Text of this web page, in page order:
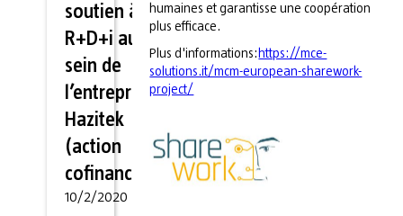
soutien à la
R+D+i au
sein de
l’entreprise
Hazitek
(action
cofinancée)
10/2/2020
humaines et garantisse une coopération
plus efficace.
Plus d'informations: https://mce-
solutions.it/mcm-european-sharework-
project/